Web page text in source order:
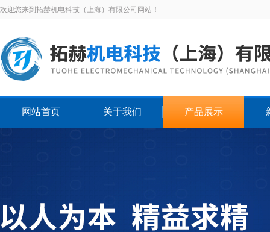
欢迎您来到拓赫机电科技（上海）有限公司网站！
网站首页 关于我们 产品展示